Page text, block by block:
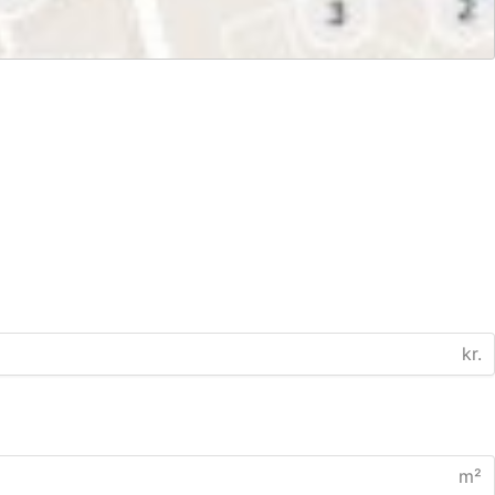
kr.
m²